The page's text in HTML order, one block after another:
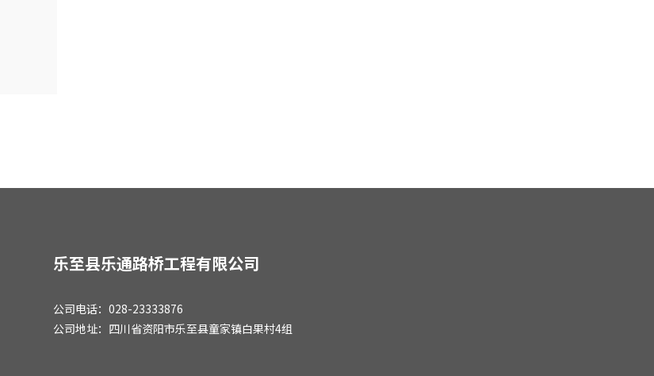
乐至县乐通路桥工程有限公司
公司电话：028-23333876
公司地址：四川省资阳市乐至县童家镇白果村4组